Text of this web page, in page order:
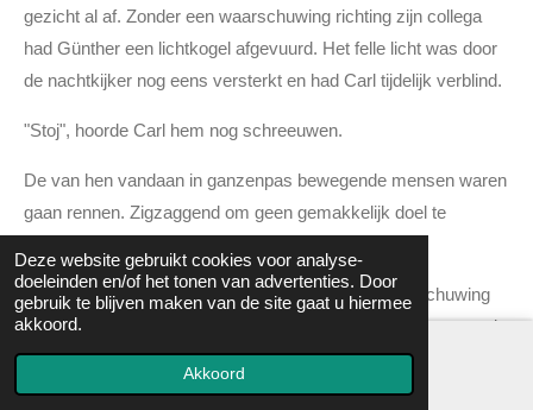
Deze website gebruikt cookies voor analyse-
doeleinden en/of het tonen van advertenties. Door
gebruik te blijven maken van de site gaat u hiermee
akkoord.
Akkoord
gezicht al af. Zonder een waarschuwing richting zijn collega
had Günther een lichtkogel afgevuurd. Het felle licht was door
de nachtkijker nog eens versterkt en had Carl tijdelijk verblind.
"Stoj", hoorde Carl hem nog schreeuwen.
De van hen vandaan in ganzenpas bewegende mensen waren
gaan rennen. Zigzaggend om geen gemakkelijk doel te
"Stoj", schreeuwde nu ook Carl en vuurde als waarschuwing
een kort salvo met het aanvalsgeweer af. Het lokte een reactie
uit waar geen van beide jägers op was bedacht. Enkele
seconden later lagen ze diep weg gedoken in de schuttersput.